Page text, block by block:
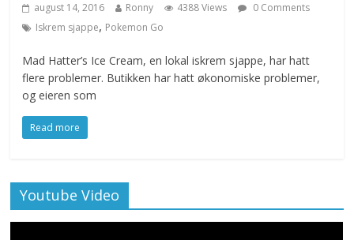
august 14, 2016 Ronny 4388 Views
0 Comments
Iskrem sjappe, Pokemon Go
Mad Hatter’s Ice Cream, en lokal iskrem sjappe, har hatt
flere problemer. Butikken har hatt økonomiske problemer,
og eieren som
Read more
Youtube Video